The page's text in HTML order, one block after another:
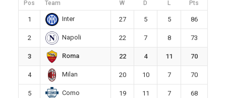
Pos Team W D L Pts
1 Inter 27 5 5 86
2 Napoli 22 7 8 73
3 Roma 22 4 11 70
4 Milan 20 10 7 70
5 Como 19 11 7 68